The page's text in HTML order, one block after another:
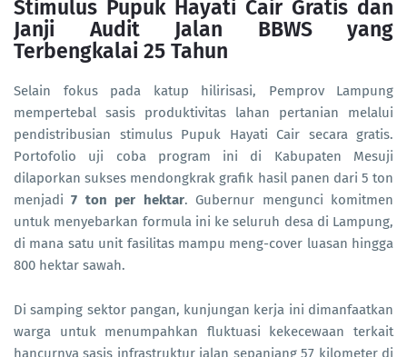
Stimulus Pupuk Hayati Cair Gratis dan
Janji Audit Jalan BBWS yang
Terbengkalai 25 Tahun
Selain fokus pada katup hilirisasi, Pemprov Lampung
mempertebal sasis produktivitas lahan pertanian melalui
pendistribusian stimulus Pupuk Hayati Cair secara gratis.
Portofolio uji coba program ini di Kabupaten Mesuji
dilaporkan sukses mendongkrak grafik hasil panen dari 5 ton
menjadi7 ton per hektar. Gubernur mengunci komitmen
untuk menyebarkan formula ini ke seluruh desa di Lampung,
di mana satu unit fasilitas mampu meng-cover luasan hingga
800 hektar sawah.
Di samping sektor pangan, kunjungan kerja ini dimanfaatkan
warga untuk menumpahkan fluktuasi kekecewaan terkait
hancurnya sasis infrastruktur jalan sepanjang 57 kilometer di